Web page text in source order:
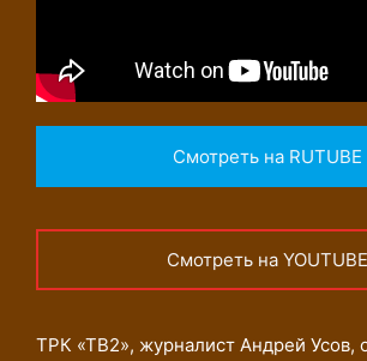
Смотреть на RUTUBE
Смотреть на YOUTUBE
ТРК «ТВ2», журналист Андрей Усов,